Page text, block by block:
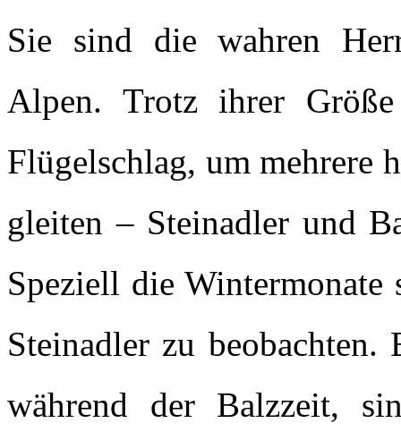
Sie sind die wahren
Alpen. Trotz ihrer
Flügelschlag, um mehrere
gleiten – Steinadler und
Speziell die
Steinadler zu
während der Balzzeit,